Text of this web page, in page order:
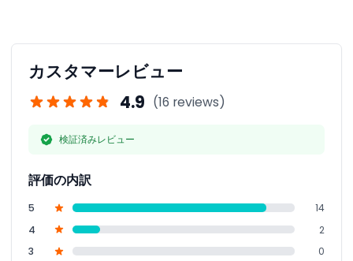
カスタマーレビュー
4.9 (16 reviews)
検証済みレビュー
評価の内訳
5
14
4
2
3
0